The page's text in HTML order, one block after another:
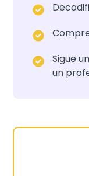
Sigue
un